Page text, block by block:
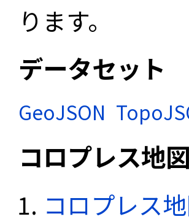
ります。
データセット
GeoJSON
コロプレス地図
コロプレス